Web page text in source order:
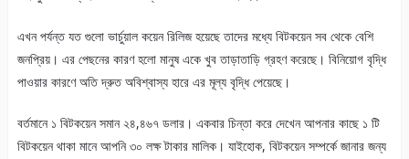
এখন পর্যন্ত যত গুলো ভার্চুয়াল কয়েন রিলিজ হয়েছে তাদের মধ্যে বিটকয়েন সব থেকে বেশি
জনপ্রিয়। এর পেছনের কারণ হলো মানুষ একে খুব তাড়াতাড়ি গ্রহণ করেছে। বিনিয়োগ বৃদ্ধি
পাওয়ার কারণে অতি দ্রুত অবিশ্বাস্য হারে এর মূল্য বৃদ্ধি পেয়েছে।
বর্তমানে ১ বিটকয়েন সমান ২৪,৪৬৭ ডলার। একবার চিন্তা করে দেখেন আপনার কাছে ১ টি
বিটকয়েন থাকা মানে আপনি ৩০ লক্ষ টাকার মালিক। যাইহোক, বিটকয়েন সম্পর্কে জানার জন্য